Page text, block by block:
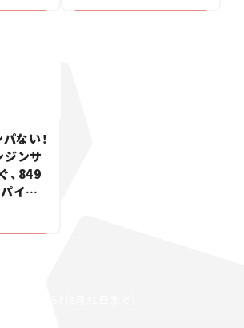
ない！
ジンサ
、849
イダ